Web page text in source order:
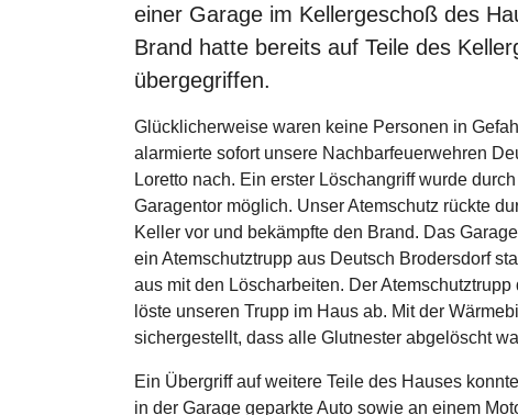
einer Garage im Kellergeschoß des
Brand hatte bereits auf Teile des
übergegriffen.
Glücklicherweise waren keine Personen in
alarmierte sofort unsere Nachbarfeuerwehren
Loretto nach. Ein erster Löschangriff wurde
Garagentor möglich. Unser Atemschutz rückte
Keller vor und bekämpfte den Brand. Das
ein Atemschutztrupp aus Deutsch Brodersdorf
aus mit den Löscharbeiten. Der
löste unseren Trupp im Haus ab. Mit der
sichergestellt, dass alle Glutnester abgelöscht
Ein Übergriff auf weitere Teile des Hauses
in der Garage geparkte Auto sowie an einem